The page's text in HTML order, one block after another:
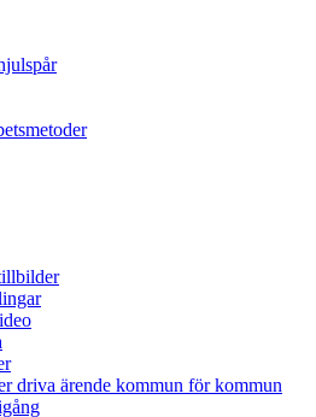
driva ärende kommun för kommun